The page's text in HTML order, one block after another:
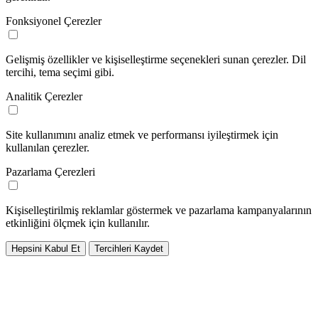
Fonksiyonel Çerezler
Gelişmiş özellikler ve kişiselleştirme seçenekleri sunan çerezler. Dil
tercihi, tema seçimi gibi.
Analitik Çerezler
Site kullanımını analiz etmek ve performansı iyileştirmek için
kullanılan çerezler.
Pazarlama Çerezleri
Kişiselleştirilmiş reklamlar göstermek ve pazarlama kampanyalarının
etkinliğini ölçmek için kullanılır.
Hepsini Kabul Et Tercihleri Kaydet